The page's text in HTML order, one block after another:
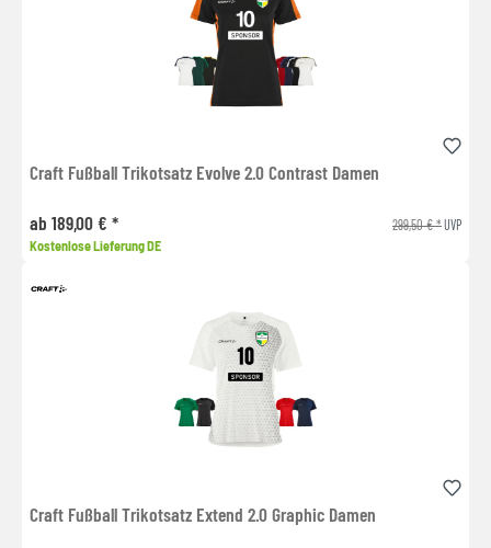
Craft Fußball Trikotsatz Evolve 2.0 Contrast Damen
ab 189,00 € * 299,50 € *UVP
Kostenlose Lieferung DE
Craft Fußball Trikotsatz Extend 2.0 Graphic Damen